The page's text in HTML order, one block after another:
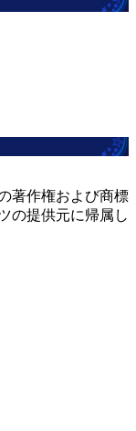
著作権および商標
の提供元に帰属し